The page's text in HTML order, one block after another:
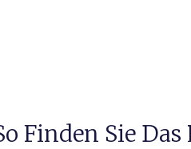
Finden Sie Das